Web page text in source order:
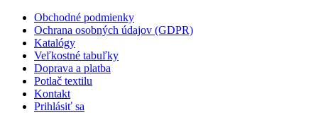
Obchodné podmienky
Ochrana osobných údajov (GDPR)
Katalógy
Veľkostné tabuľky
Doprava a platba
Potlač textilu
Kontakt
Prihlásiť sa